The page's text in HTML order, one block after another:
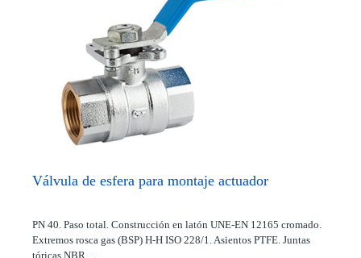
Válvula de esfera para montaje actuador
PN 40. Paso total. Construcción en latón UNE-EN 12165 cromado.
Extremos rosca gas (BSP) H-H ISO 228/1. Asientos PTFE. Juntas
tóricas NBR. ...